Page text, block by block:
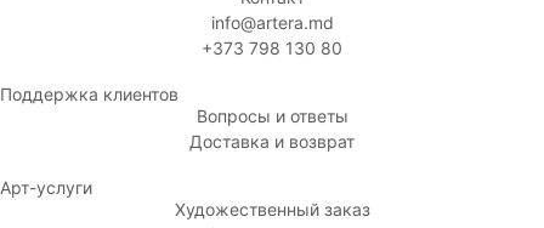
info@artera.md
+373 798 130 80
Поддержка клиентов
Вопросы и ответы
Доставка и возврат
Арт-услуги
Художественный заказ